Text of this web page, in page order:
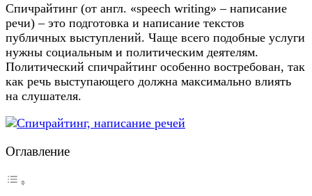
Спичрайтинг (от англ. «speech writing» – написание
речи) – это подготовка и написание текстов
публичных выступлений. Чаще всего подобные услуги
нужны социальным и политическим деятелям.
Политический спичрайтинг особенно востребован, так
как речь выступающего должна максимально влиять
на слушателя.
Оглавление